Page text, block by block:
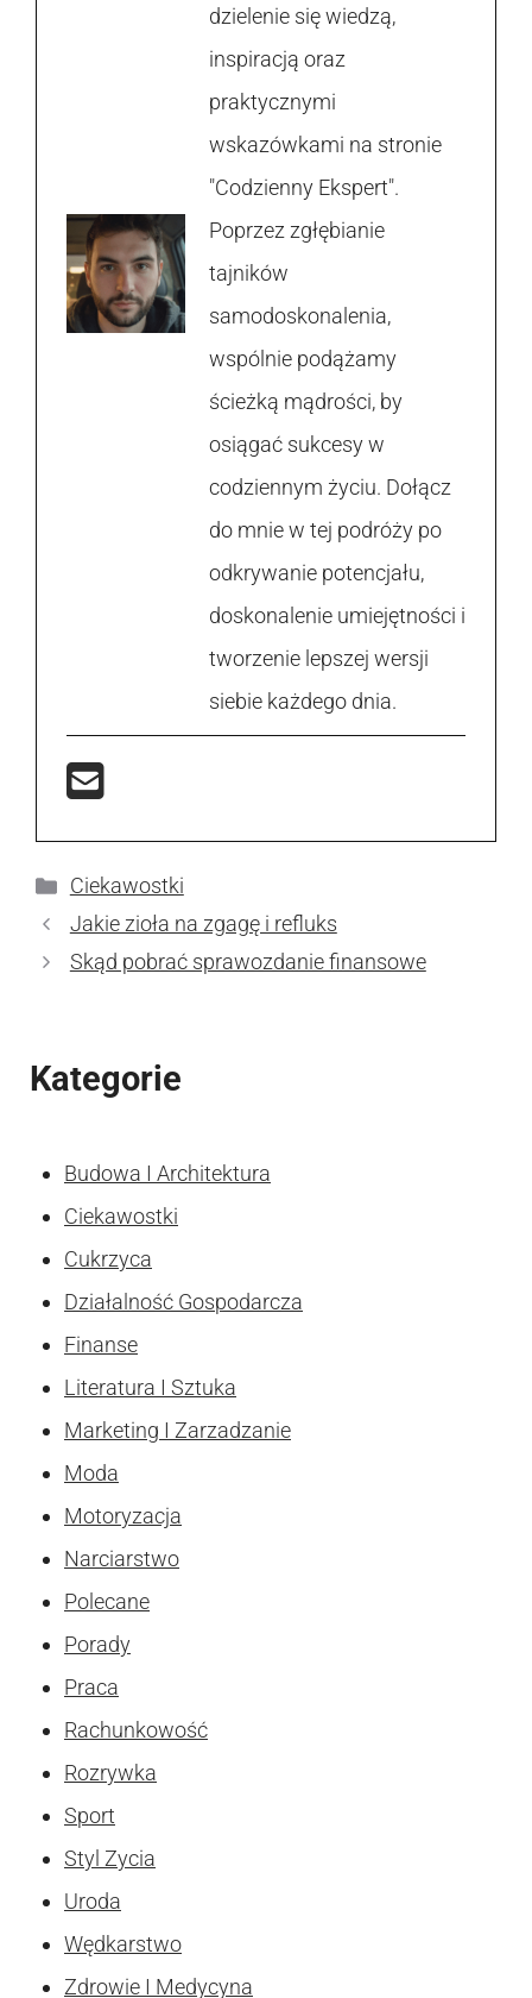
dzielenie się wiedzą,
inspiracją oraz
praktycznymi
wskazówkami na stronie
"Codzienny Ekspert".
Poprzez zgłębianie
tajników
samodoskonalenia,
wspólnie podążamy
ścieżką mądrości, by
osiągać sukcesy w
codziennym życiu. Dołącz
do mnie w tej podróży po
odkrywanie potencjału,
doskonalenie umiejętności i
tworzenie lepszej wersji
siebie każdego dnia.
Kategorie
Ciekawostki
Jakie zioła na zgagę i refluks
Skąd pobrać sprawozdanie finansowe
Kategorie
Budowa I Architektura
Ciekawostki
Cukrzyca
Działalność Gospodarcza
Finanse
Literatura I Sztuka
Marketing I Zarzadzanie
Moda
Motoryzacja
Narciarstwo
Polecane
Porady
Praca
Rachunkowość
Rozrywka
Sport
Styl Zycia
Uroda
Wędkarstwo
Zdrowie I Medycyna